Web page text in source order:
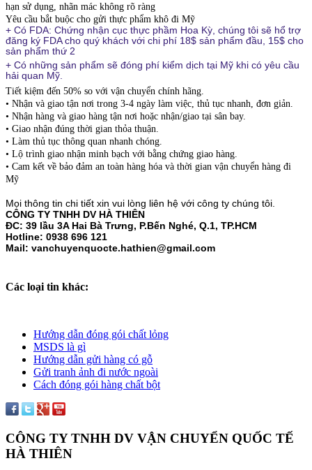
hạn sử dụng, nhãn mác không rõ ràng
Yêu cầu bắt buộc cho gửi thực phẩm khô đi Mỹ
+ Có FDA: Chứng nhận cục thực phầm Hoa Kỳ, chúng tôi sẽ hổ trợ
đăng ký FDA cho quý khách với chi phí 18$ sản phẩm đầu, 15$ cho
sản phẩm thứ 2
+ Có những sản phẩm sẽ đóng phí kiểm dịch tại Mỹ khi có yêu cầu
hải quan Mỹ.
Tiết kiệm đến 50% so với vận chuyển chính hãng.
• Nhận và giao tận nơi trong 3-4 ngày làm việc, thủ tục nhanh, đơn giản.
• Nhận hàng và giao hàng tận nơi hoặc nhận/giao tại sân bay.
• Giao nhận đúng thời gian thỏa thuận.
• Làm thủ tục thông quan nhanh chóng.
• Lộ trình giao nhận minh bạch với bằng chứng giao hàng.
• Cam kết về bảo đảm an toàn hàng hóa và thời gian vận chuyển hàng đi
Mỹ
Mọi thông tin chi tiết xin vui lòng liên hệ với công ty chúng tôi.
CÔNG TY TNHH DV HÀ THIÊN
ĐC: 39 lầu 3A Hai Bà Trưng, P.Bến Nghé, Q.1, TP.HCM
Hotline: 0938 696 121
Mail: vanchuyenquocte.hathien@gmail.com
Các loại tin khác:
Hướng dẫn đóng gói chất lỏng
MSDS là gì
Hướng dẫn gửi hàng có gỗ
Gửi tranh ảnh đi nước ngoài
Cách đóng gói hàng chất bột
CÔNG TY TNHH DV VẬN CHUYỂN QUỐC TẾ
HÀ THIÊN